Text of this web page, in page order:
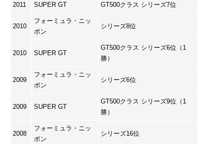
2011 SUPER GT GT500クラス シリーズ7位
2010
フォーミュラ・ニッ
ポン
シリーズ8位
2010 SUPER GT
GT500クラス シリーズ6位（1
勝）
2009
フォーミュラ・ニッ
ポン
シリーズ6位
2009 SUPER GT
GT500クラス シリーズ9位（1
勝）
2008
フォーミュラ・ニッ
ポン
シリーズ16位